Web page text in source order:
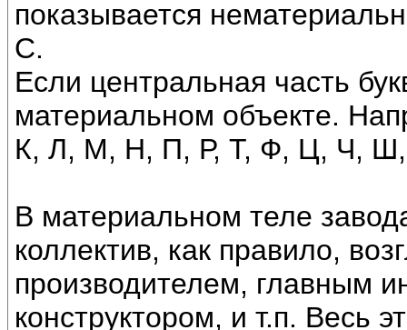
показывается
С.
Если центральная часть
материальном объекте.
К, Л, М, Н, П, Р, Т, Ф, Ц, Ч,
В материальном теле
коллектив, как правило,
производителем, главным
конструктором, и т.п. Весь